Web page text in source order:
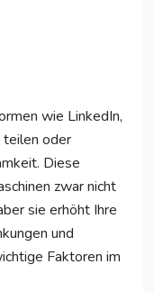
wie LinkedIn,
teilen oder
Diese
zwar nicht
sie erhöht Ihre
und
Faktoren im